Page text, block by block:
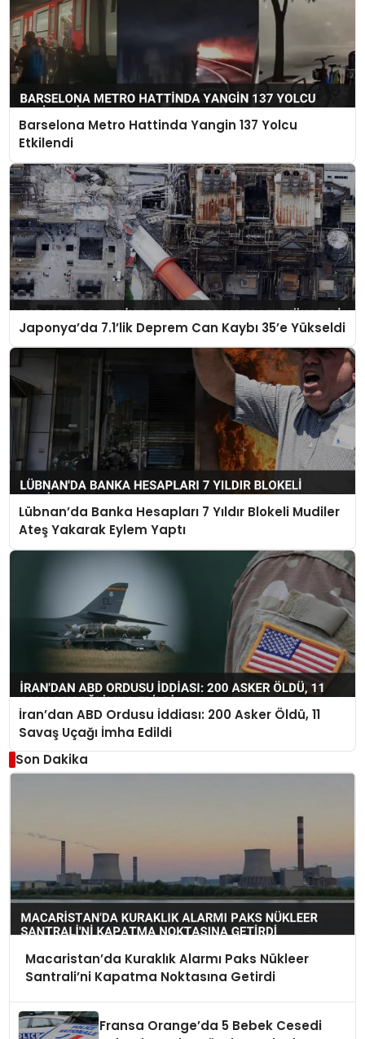
Barselona Metro Hattinda Yangin 137 Yolcu
Etkilendi
Japonya’da 7.1’lik Deprem Can Kaybı 35’e Yükseldi
Lübnan’da Banka Hesapları 7 Yıldır Blokeli Mudiler
Ateş Yakarak Eylem Yaptı
İran’dan ABD Ordusu İddiası: 200 Asker Öldü, 11
Savaş Uçağı İmha Edildi
Son Dakika
Macaristan’da Kuraklık Alarmı Paks Nükleer
Santrali’ni Kapatma Noktasına Getirdi
Fransa Orange’da 5 Bebek Cesedi